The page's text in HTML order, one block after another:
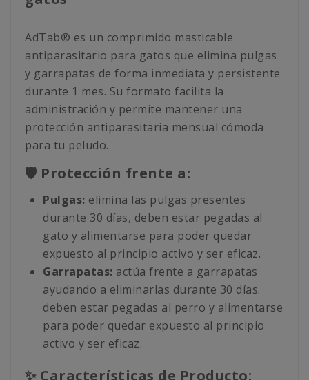
AdTab® es un comprimido masticable
antiparasitario para gatos que elimina pulgas
y garrapatas de forma inmediata y persistente
durante 1 mes. Su formato facilita la
administración y permite mantener una
protección antiparasitaria mensual cómoda
para tu peludo.
🛡️ Protección frente a:
Pulgas: elimina las pulgas presentes
durante 30 días, deben estar pegadas al
gato y alimentarse para poder quedar
expuesto al principio activo y ser eficaz.
Garrapatas: actúa frente a garrapatas
ayudando a eliminarlas durante 30 días.
deben estar pegadas al perro y alimentarse
para poder quedar expuesto al principio
activo y ser eficaz.
✨ Características de Producto: